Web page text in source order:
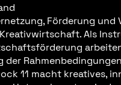
Förderung und
Als
der
11 macht kreatives,